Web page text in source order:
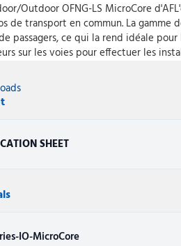
Outdoor OFNG-LS MicroCore
de transport en commun. La gamme
passagers, ce qui la rend idéale
sur les voies pour effectuer les
SHEET
IO-MicroCore